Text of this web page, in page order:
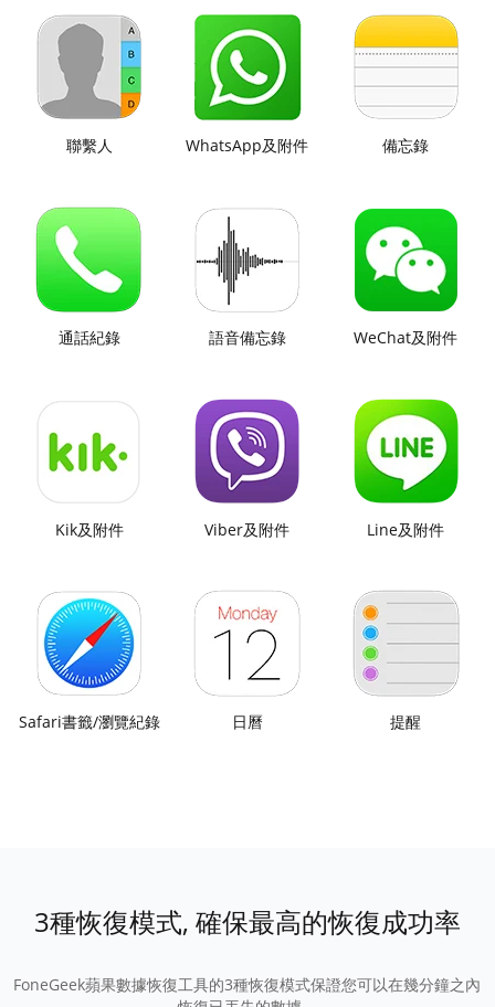
聯繫人 WhatsApp及附件 備忘錄
通話紀錄 語音備忘錄 WeChat及附件
Kik及附件 Viber及附件 Line及附件
Safari書籤/瀏覽紀錄 日曆 提醒
3種恢復模式, 確保最高的恢復成功率
FoneGeek蘋果數據恢復工具的3種恢復模式保證您可以在幾分鐘之內